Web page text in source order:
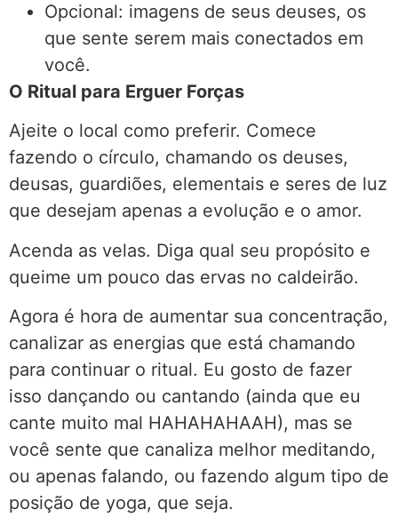
Opcional: imagens de seus deuses, os
que sente serem mais conectados em
você.
O Ritual para Erguer Forças
Ajeite o local como preferir. Comece
fazendo o círculo, chamando os deuses,
deusas, guardiões, elementais e seres de luz
que desejam apenas a evolução e o amor.
Acenda as velas. Diga qual seu propósito e
queime um pouco das ervas no caldeirão.
Agora é hora de aumentar sua concentração,
canalizar as energias que está chamando
para continuar o ritual. Eu gosto de fazer
isso dançando ou cantando (ainda que eu
cante muito mal HAHAHAHAAH), mas se
você sente que canaliza melhor meditando,
ou apenas falando, ou fazendo algum tipo de
posição de yoga, que seja.